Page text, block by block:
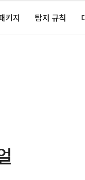
키지 탐지 규칙